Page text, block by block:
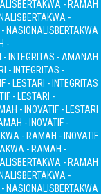
BERTAKWA - RAMAH
BERTAKWA -
NASIONALISBERTAKWA
-
- INTEGRITAS - AMANAH
- INTEGRITAS -
- LESTARI - INTEGRITAS
- LESTARI -
- INOVATIF - LESTARI
- INOVATIF -
- RAMAH - INOVATIF
- RAMAH -
BERTAKWA - RAMAH
BERTAKWA -
NASIONALISBERTAKWA